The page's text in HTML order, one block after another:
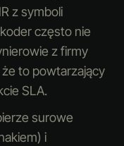
z symboli
często nie
z firmy
to powtarzający
SLA.
surowe
i